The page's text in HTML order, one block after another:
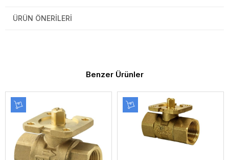
ÜRÜN ÖNERILERI
Benzer Ürünler